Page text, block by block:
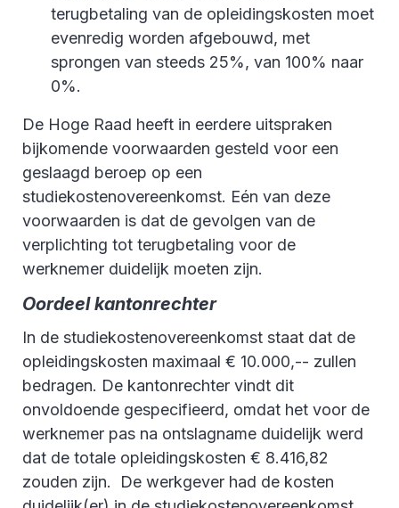
terugbetaling van de opleidingskosten moet
evenredig worden afgebouwd, met
sprongen van steeds 25%, van 100% naar
0%.
De Hoge Raad heeft in eerdere uitspraken
bijkomende voorwaarden gesteld voor een
geslaagd beroep op een
studiekostenovereenkomst. Eén van deze
voorwaarden is dat de gevolgen van de
verplichting tot terugbetaling voor de
werknemer duidelijk moeten zijn.
Oordeel kantonrechter
In de studiekostenovereenkomst staat dat de
opleidingskosten maximaal € 10.000,-- zullen
bedragen. De kantonrechter vindt dit
onvoldoende gespecifieerd, omdat het voor de
werknemer pas na ontslagname duidelijk werd
dat de totale opleidingskosten € 8.416,82
zouden zijn. De werkgever had de kosten